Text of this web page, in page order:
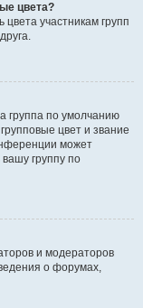
цвета?
участникам групп
группа по умолчанию
цвет и звание
может
группу по
и модераторов
о форумах,